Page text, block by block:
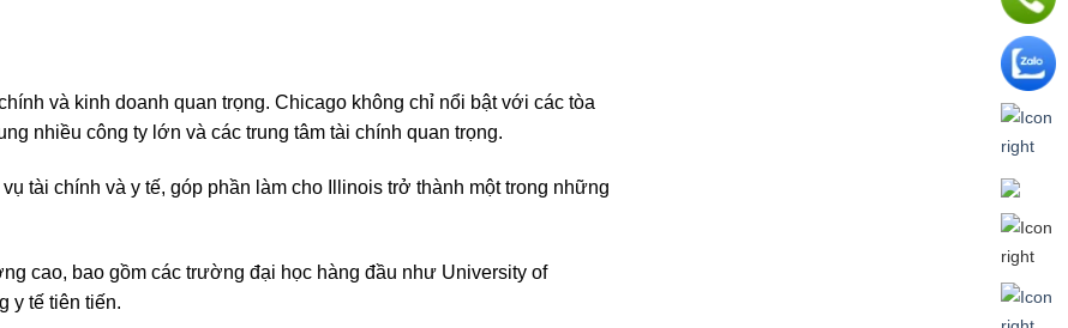
và kinh doanh quan trọng. Chicago không chỉ nổi bật với các tòa
nhiều công ty lớn và các trung tâm tài chính quan trọng.
tài chính và y tế, góp phần làm cho Illinois trở thành một trong những
cao, bao gồm các trường đại học hàng đầu như University of
y tế tiên tiến.